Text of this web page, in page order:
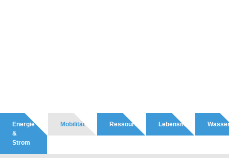
Energie
&
Strom
Mobilität Ressourcen Lebensmittel